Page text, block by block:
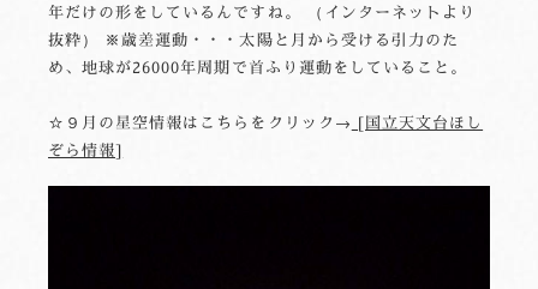
年だけの形をしているんですね。 （インターネットより
抜粋） ※歳差運動・・・太陽と月から受ける引力のた
め、地球が26000年周期で首ふり運動をしていること。
☆９月の星空情報はこちらをクリック→ [国立天文台ほし
ぞら情報]